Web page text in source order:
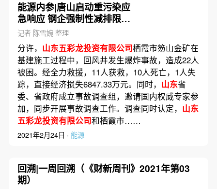
能源内参|唐山启动重污染应
急响应 钢企强制性减排限
产；山东栖霞矿难追责45人
原书记市长因迟报瞒报被立
案侦查
记者 陈雪婉 整理
分许， 山东五彩龙投资有限公司栖霞市笏山金矿在
基建施工过程中，回风井发生爆炸事故，造成22人
被困。经全力救援，11人获救，10人死亡，1人失
踪，直接经济损失6847.33万元。同时， 山东省
委、省政府成立事故调查组，邀请国内权威专家参
加，同步开展事故调查工作。调查同时认定， 山东
五彩龙投资有限公司和栖霞市……
2021年2月24日 · 能源
回溯|一周回溯（《财新周刊》2021年第03
期）